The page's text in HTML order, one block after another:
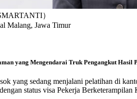
）
Malang, Jawa Timur
yang Mengendarai Truk Pengangkut Hasil
yang sedang menjalani pelatihan di
status visa Pekerja Berketerampilan